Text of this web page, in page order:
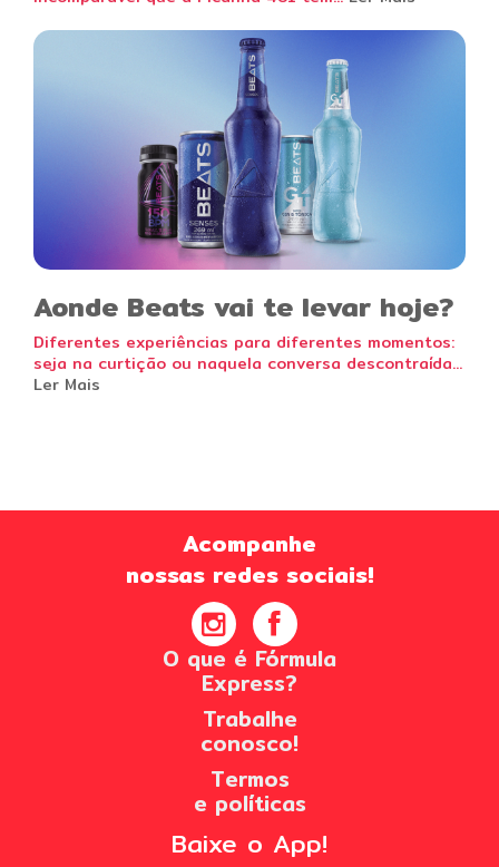
Aonde Beats vai te levar hoje?
Diferentes experiências para diferentes momentos:
seja na curtição ou naquela conversa descontraída...
Ler Mais
Acompanhe
nossas redes sociais!
O que é Fórmula
Express?
Trabalhe
conosco!
Termos
e políticas
Baixe o App!